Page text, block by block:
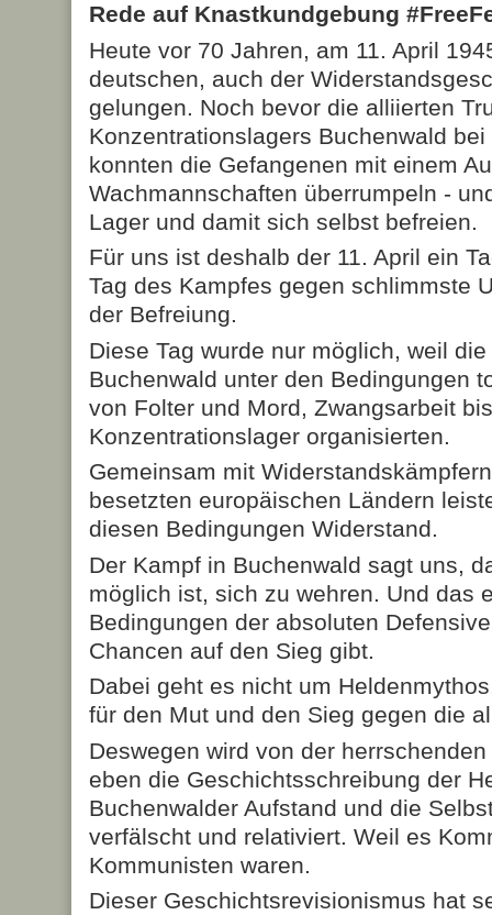
Rede auf Knastkundgebung
Heute vor 70 Jahren, am 11. April
deutschen, auch der
gelungen. Noch bevor die alliierten
Konzentrationslagers Buchenwald
konnten die Gefangenen mit einem
Wachmannschaften überrumpeln -
Lager und damit sich selbst befreien.
Für uns ist deshalb der 11. April ein
Tag des Kampfes gegen schlimmste
der Befreiung.
Diese Tag wurde nur möglich, weil
Buchenwald unter den Bedingungen
von Folter und Mord, Zwangsarbeit
Konzentrationslager organisierten.
Gemeinsam mit
besetzten europäischen Ländern
diesen Bedingungen Widerstand.
Der Kampf in Buchenwald sagt uns,
möglich ist, sich zu wehren. Und das
Bedingungen der absoluten
Chancen auf den Sieg gibt.
Dabei geht es nicht um
für den Mut und den Sieg gegen die
Deswegen wird von der
eben die Geschichtsschreibung der
Buchenwalder Aufstand und die
verfälscht und relativiert. Weil es
Kommunisten waren.
Dieser Geschichtsrevisionismus hat